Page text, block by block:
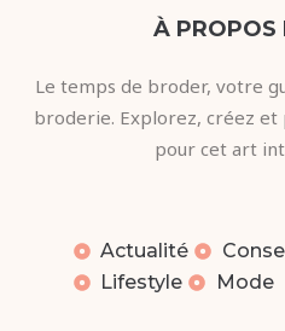
À PROPOS
Le temps de broder, votre
broderie. Explorez, créez
pour cet art
Actualité
Lifestyle
Mode